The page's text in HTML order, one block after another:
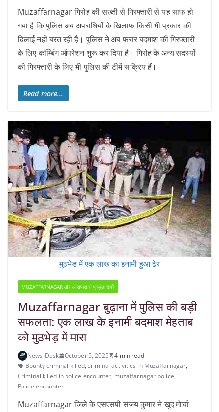
Muzaffarnagar गिरोह की सख्ती से गिरफ्तारी से यह साफ हो
गया है कि पुलिस अब अपराधियों के खिलाफ किसी भी प्रकार की
ढिलाई नहीं बरत रही है। पुलिस ने अब फरार बदमाश की गिरफ्तारी
के लिए कॉम्बिंग ऑपरेशन शुरू कर दिया है। गिरोह के अन्य सदस्यों
की गिरफ्तारी के लिए भी पुलिस की टीमें सक्रिय हैं।
Read more...
मुठभेड में एक लाख का इनामी हुआ ढेर
MUZAFFARNAGAR और आसपास से प्रमुख खबरें
Muzaffarnagar बुढ़ाना में पुलिस की बड़ी
सफलता: एक लाख के इनामी बदमाश मेहताब
को मुठभेड़ में मारा
News-Desk October 5, 2025
4 min read
Bounty criminal killed,criminal activities in Muzaffarnagar,
Criminal killed in police encounter, muzaffarnagar police,
Police encounter
Muzaffarnagar जिले के एसएसपी संजय कुमार ने खुद मोर्चा